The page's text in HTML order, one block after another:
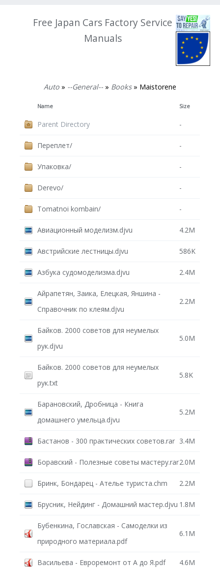
Free Japan Cars Factory Service
Manuals
Auto » --General-- » Books» Maistorene
Name Size
Parent Directory -
Переплет/ -
Упаковка/ -
Derevo/ -
Tomatnoi kombain/ -
Авиационный моделизм.djvu 4.2M
Австрийские лестницы.djvu 586K
Азбука судомоделизма.djvu 2.4M
Айрапетян, Заика, Елецкая, Яншина -
Справочник по клеям.djvu
2.2M
Байков. 2000 советов для неумелых
рук.djvu
5.0M
Байков. 2000 советов для неумелых
рук.txt
5.8K
Барановский, Дробница - Книга
домашнего умельца.djvu
5.2M
Бастанов - 300 практических советов.rar 3.4M
Боравский - Полезные советы мастеру.rar2.0M
Бринк, Бондарец - Ателье туриста.chm 2.2M
Брусник, Нейдинг - Домашний мастер.djvu 1.8M
Бубенкина, Гославская - Самоделки из
природного материала.pdf
6.1M
Васильева - Евроремонт от А до Я.pdf 4.6M